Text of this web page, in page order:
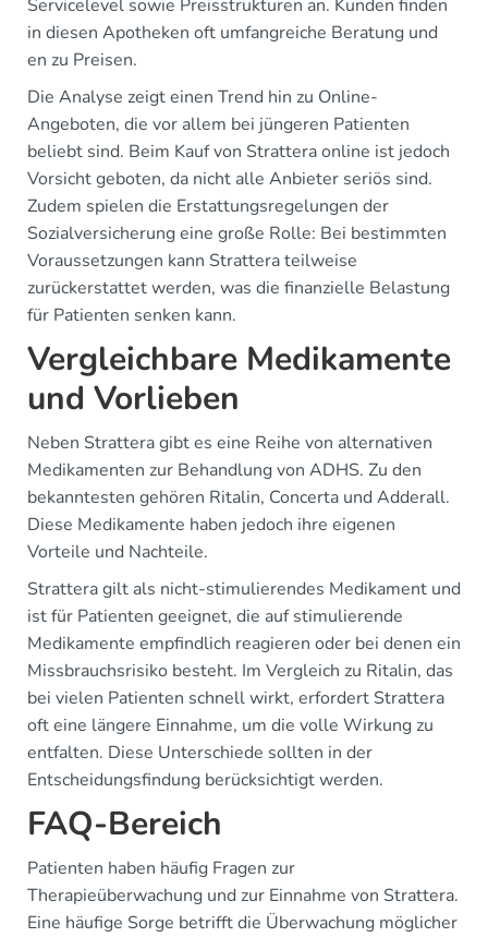
Servicelevel sowie Preisstrukturen an. Kunden finden
in diesen Apotheken oft umfangreiche Beratung und
en zu Preisen.
Die Analyse zeigt einen Trend hin zu Online-
Angeboten, die vor allem bei jüngeren Patienten
beliebt sind. Beim Kauf von Strattera online ist jedoch
Vorsicht geboten, da nicht alle Anbieter seriös sind.
Zudem spielen die Erstattungsregelungen der
Sozialversicherung eine große Rolle: Bei bestimmten
Voraussetzungen kann Strattera teilweise
zurückerstattet werden, was die finanzielle Belastung
für Patienten senken kann.
Vergleichbare Medikamente
und Vorlieben
Neben Strattera gibt es eine Reihe von alternativen
Medikamenten zur Behandlung von ADHS. Zu den
bekanntesten gehören Ritalin, Concerta und Adderall.
Diese Medikamente haben jedoch ihre eigenen
Vorteile und Nachteile.
Strattera gilt als nicht-stimulierendes Medikament und
ist für Patienten geeignet, die auf stimulierende
Medikamente empfindlich reagieren oder bei denen ein
Missbrauchsrisiko besteht. Im Vergleich zu Ritalin, das
bei vielen Patienten schnell wirkt, erfordert Strattera
oft eine längere Einnahme, um die volle Wirkung zu
entfalten. Diese Unterschiede sollten in der
Entscheidungsfindung berücksichtigt werden.
FAQ-Bereich
Patienten haben häufig Fragen zur
Therapieüberwachung und zur Einnahme von Strattera.
Eine häufige Sorge betrifft die Überwachung möglicher